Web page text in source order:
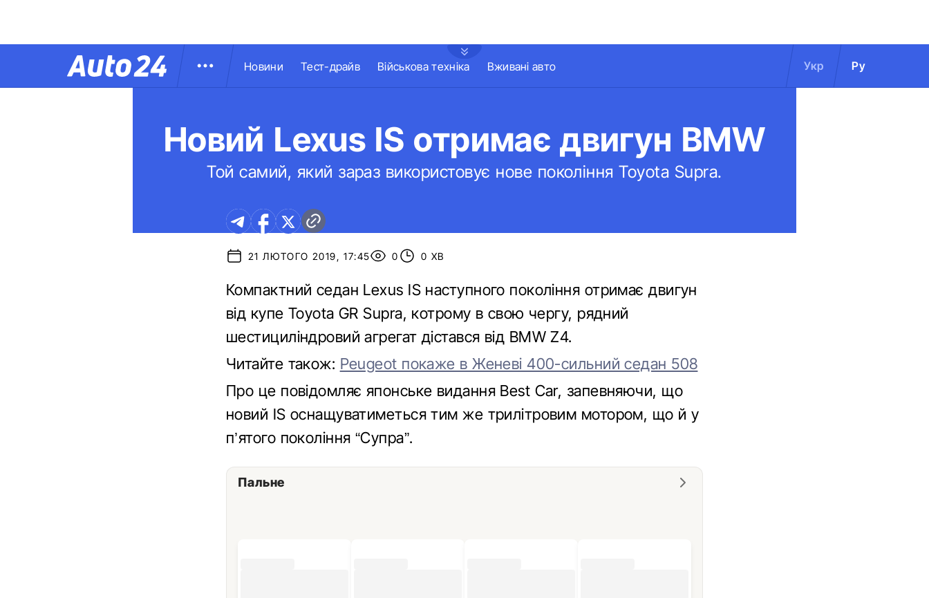
Новини Тест-драйв Військова техніка Вживані авто Укр Ру
Новий Lexus IS отримає двигун BMW
Той самий, який зараз використовує нове покоління Toyota Supra.
21 ЛЮТОГО 2019, 17:45 0 0 ХВ
Компактний седан Lexus IS наступного покоління отримає двигун
від купе Toyota GR Supra, котрому в свою чергу, рядний
шестициліндровий агрегат дістався від BMW Z4.
Читайте також: Peugeot покаже в Женеві 400-сильний седан 508
Про це повідомляє японське видання Best Car, запевняючи, що
новий IS оснащуватиметься тим же трилітровим мотором, що й у
п’ятого покоління “Супра”.
Пальне